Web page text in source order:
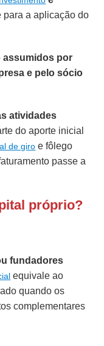
a aplicação do
assumidos por
e pelo sócio
atividades
do aporte inicial
de giroe fôlego
passe a
próprio?
fundadores
equivale ao
quando os
complementares